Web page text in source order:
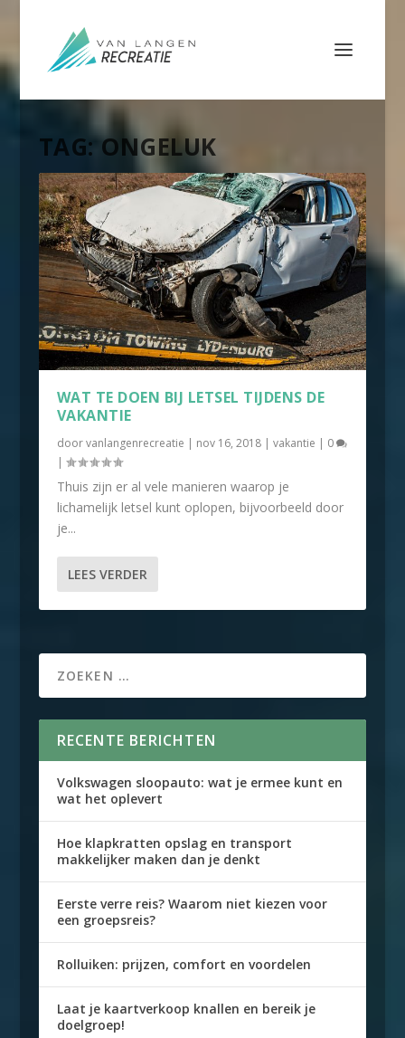
TAG: ONGELUK
WAT TE DOEN BIJ LETSEL TIJDENS DE
VAKANTIE
doorvanlangenrecreatie | nov 16, 2018| vakantie | 0
|
Thuis zijn er al vele manieren waarop je
lichamelijk letsel kunt oplopen, bijvoorbeeld door
je...
LEES VERDER
RECENTE BERICHTEN
Volkswagen sloopauto: wat je ermee kunt en
wat het oplevert
Hoe klapkratten opslag en transport
makkelijker maken dan je denkt
Eerste verre reis? Waarom niet kiezen voor
een groepsreis?
Rolluiken: prijzen, comfort en voordelen
Laat je kaartverkoop knallen en bereik je
doelgroep!